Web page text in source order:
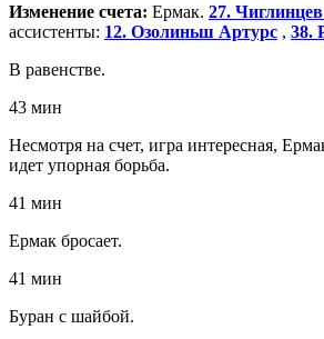
Изменение счета: Ермак. 27.
ассистенты: 12. Озолиньш Артурс , 38.
В равенстве.
43 мин
Несмотря на счет, игра интересная,
идет упорная борьба.
41 мин
Ермак бросает.
41 мин
Буран с шайбой.